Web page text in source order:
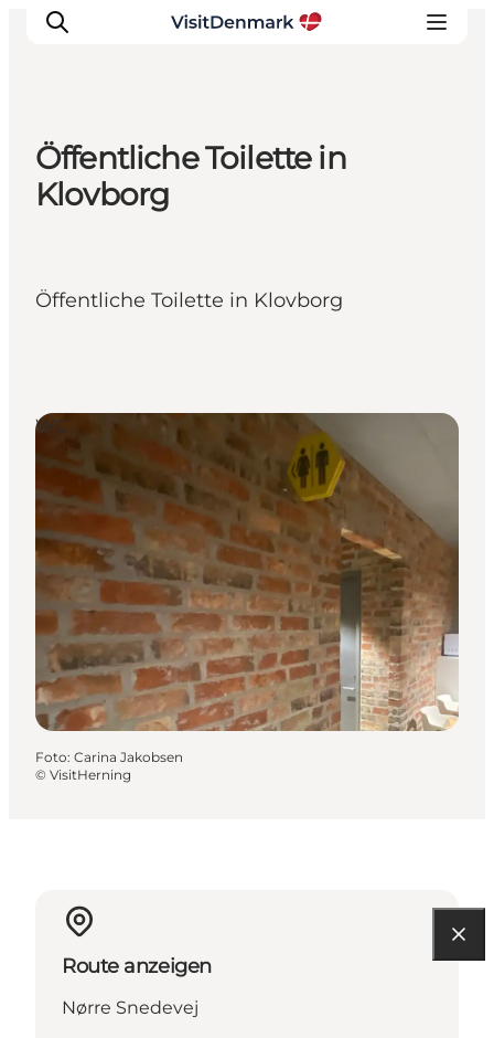
Inspiration
Regionen
Reiseplanung
Öffentliche Toilette in
Klovborg
Öffentliche Toilette in Klovborg
WC
Foto: Carina Jakobsen
© VisitHerning
Route anzeigen
Nørre Snedevej